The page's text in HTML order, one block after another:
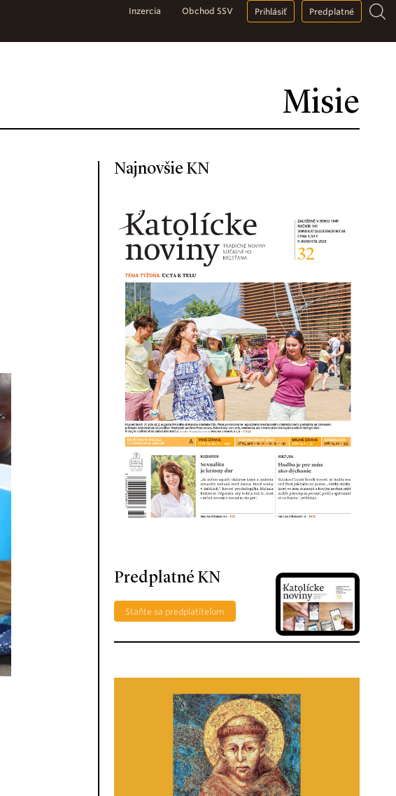
Misie
Inzercia Obchod SSV Prihlásiť Predplatné
Najnovšie KN
Predplatné KN
Staňte sa predplatiteľom